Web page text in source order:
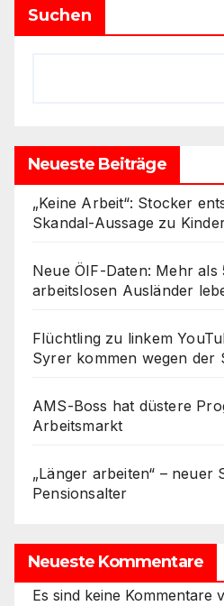
Suchen
Neueste Beiträge
„Keine Arbeit“: Stocker
Skandal-Aussage zu
Neue ÖIF-Daten: Mehr
arbeitslosen Ausländer
Flüchtling zu linkem
Syrer kommen wegen der
AMS-Boss hat düstere
Arbeitsmarkt
„Länger arbeiten“ – neuer
Pensionsalter
Neueste Kommentare
Es sind keine Kommentare